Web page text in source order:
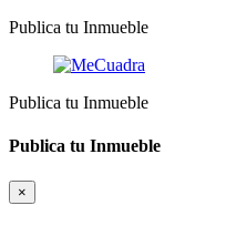
Publica tu Inmueble
Publica tu Inmueble
Publica tu Inmueble
×